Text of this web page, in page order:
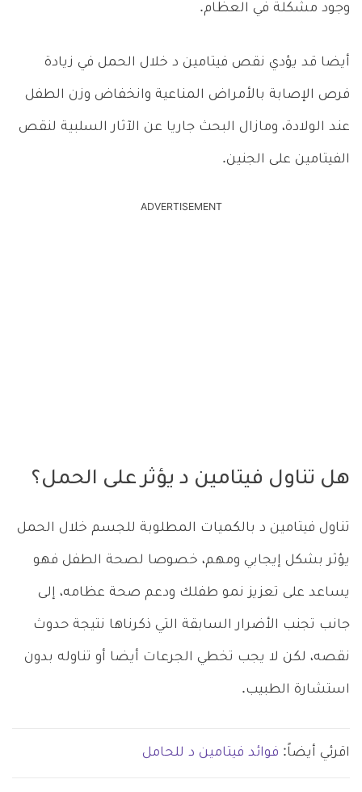
وجود مشكلة في العظام.
أيضا قد يؤدي نقص فيتامين د خلال الحمل في زيادة
فرص الإصابة بالأمراض المناعية وانخفاض وزن الطفل
عند الولادة، ومازال البحث جاريا عن الآثار السلبية لنقص
الفيتامين على الجنين.
ADVERTISEMENT
هل تناول فيتامين د يؤثر على الحمل؟
تناول فيتامين د بالكميات المطلوبة للجسم خلال الحمل
يؤثر بشكل إيجابي ومهم، خصوصا لصحة الطفل فهو
يساعد على تعزيز نمو طفلك ودعم صحة عظامه، إلى
جانب تجنب الأضرار السابقة التي ذكرناها نتيجة حدوث
نقصه، لكن لا يجب تخطي الجرعات أيضا أو تناوله بدون
استشارة الطبيب.
اقرئي أيضاً: فوائد فيتامين د للحامل